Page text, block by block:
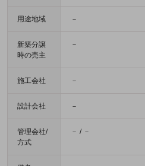
用途地域 －
新築分譲
時の売主
－
施工会社 －
設計会社 －
管理会社/
方式
－ / －